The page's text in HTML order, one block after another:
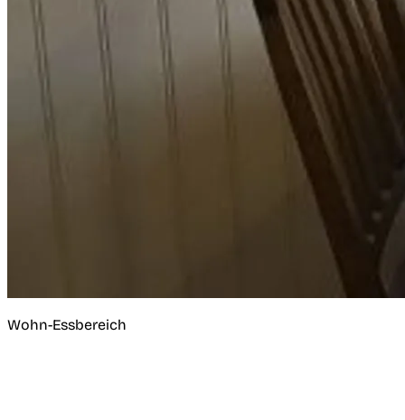
Wohn-Essbereich